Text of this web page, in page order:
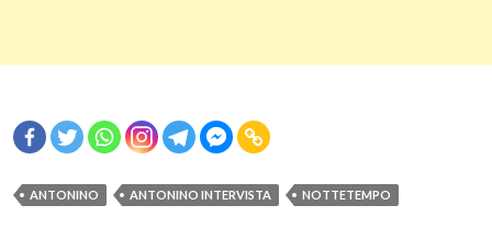
ANTONINO ANTONINO INTERVISTA NOTTETEMPO